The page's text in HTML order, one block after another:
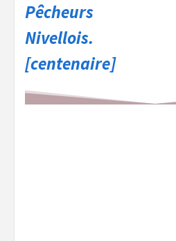
Pêcheurs
Nivellois.
[centenaire]